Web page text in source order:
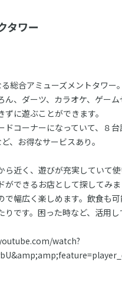
タワー
総合アミューズメントタワー
ん、ダーツ、カラオケ、ゲー
ずに遊ぶことができます。
ドコーナーになっていて、８台
、お得なサービスあり。
ら近く、遊びが充実していて
ができるお店として探してみ
で幅広く楽しめます。飲食も
りです。困った時など、活用し
watch?